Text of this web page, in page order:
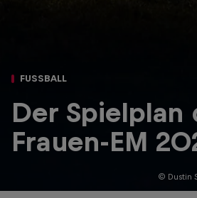
© Dustin
FUSSBALL
Der Spielplan
Frauen-EM